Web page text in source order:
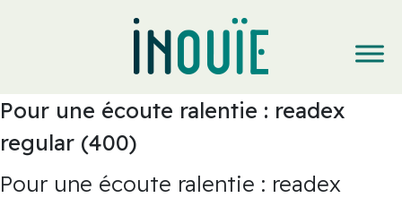
Pour une écoute ralentie : readex
regular (400)
Pour une écoute ralentie : readex